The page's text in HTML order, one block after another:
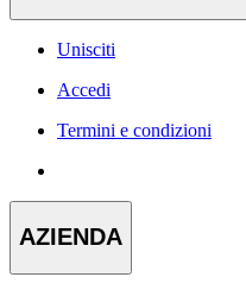
Unisciti
Accedi
Termini e condizioni
AZIENDA